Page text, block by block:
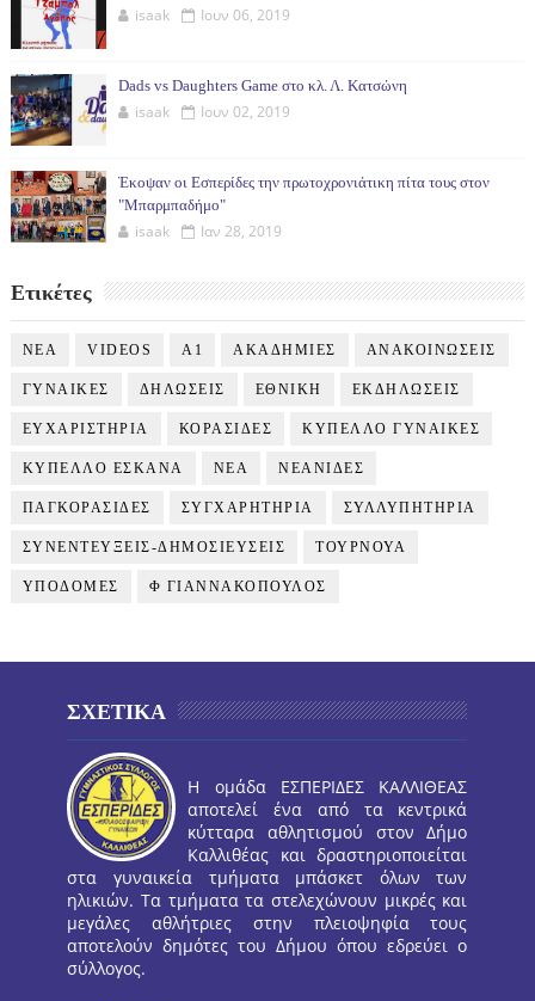
isaak Ιουν 06, 2019
Dads vs Daughters Game στο κλ. Λ. Κατσώνη
isaak Ιουν 02, 2019
Έκοψαν οι Εσπερίδες την πρωτοχρονιάτικη πίτα τους στον
"Μπαρμπαδήμο"
isaak Ιαν 28, 2019
Ετικέτες
NEA VIDEOS Α1 ΑΚΑΔΗΜΙΕΣ ΑΝΑΚΟΙΝΩΣΕΙΣ
ΓΥΝΑΙΚΕΣ ΔΗΛΩΣΕΙΣ ΕΘΝΙΚΗ ΕΚΔΗΛΩΣΕΙΣ
ΕΥΧΑΡΙΣΤΗΡΙΑ ΚΟΡΑΣΙΔΕΣ ΚΥΠΕΛΛΟ ΓΥΝΑΙΚΕΣ
ΚΥΠΕΛΛΟ ΕΣΚΑΝΑ ΝΕΑ ΝΕΑΝΙΔΕΣ
ΠΑΓΚΟΡΑΣΙΔΕΣ ΣΥΓΧΑΡΗΤΗΡΙΑ ΣΥΛΛΥΠΗΤΗΡΙΑ
ΣΥΝΕΝΤΕΥΞΕΙΣ-ΔΗΜΟΣΙΕΥΣΕΙΣ ΤΟΥΡΝΟΥΑ
ΥΠΟΔΟΜΕΣ Φ ΓΙΑΝΝΑΚΟΠΟΥΛΟΣ
ΣΧΕΤΙΚΑ
Η ομάδα ΕΣΠΕΡΙΔΕΣ ΚΑΛΛΙΘΕΑΣ
αποτελεί ένα από τα κεντρικά
κύτταρα αθλητισμού στον Δήμο
Καλλιθέας και δραστηριοποιείται
στα γυναικεία τμήματα μπάσκετ όλων των
ηλικιών. Τα τμήματα τα στελεχώνουν μικρές και
μεγάλες αθλήτριες στην πλειοψηφία τους
αποτελούν δημότες του Δήμου όπου εδρεύει ο
σύλλογος.